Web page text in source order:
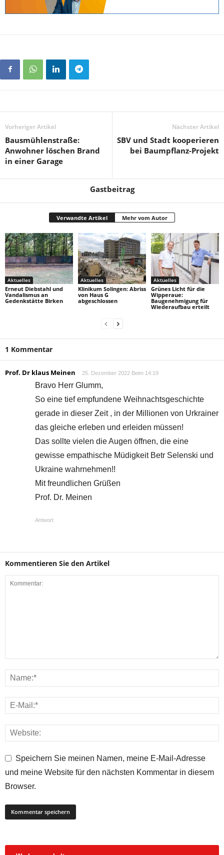
Vorheriger Artikel
Bausmühlenstraße:
Anwohner löschen Brand
in einer Garage
Nächster Artikel
SBV und Stadt kooperieren
bei Baumpflanz-Projekt
Gastbeitrag
Verwandte Artikel Mehr vom Autor
Aktuelles
Erneut Diebstahl und
Vandalismus an
Gedenkstätte Birken
Aktuelles
Klinikum Solingen: Abriss
von Haus G
abgeschlossen
Aktuelles
Grünes Licht für die
Wipperaue:
Baugenehmigung für
Wiederaufbau erteilt
1 Kommentar
Prof. Dr klaus Meinen 25. Dezember 2022 Beim 14:19
Bravo Herr Glumm,
So eine tief empfundene Weihnachtsgeschichte
gerade in dieser Zeit , in der Millionen von Urkrainer
das gleiche erleben und erleiden müssen!
Das sollte vielen die Augen öffnen, die eine
gewisse empathische Müdigkeit Betr Selenski und
Ukraine wahrnehmen!!
Mit freundlichen Grüßen
Prof. Dr. Meinen
Antwort
Kommentieren Sie den Artikel
Speichern Sie meinen Namen, meine E-Mail-Adresse
und meine Website für den nächsten Kommentar in diesem
Browser.